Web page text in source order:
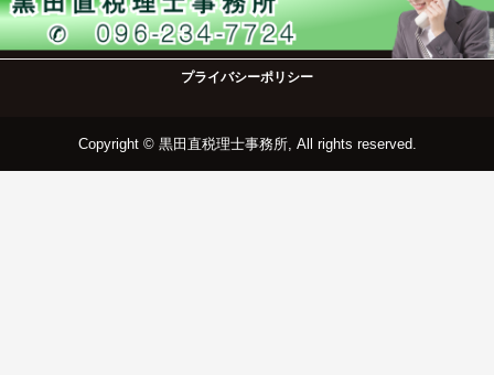
プライバシーポリシー
Copyright © 黒田直税理士事務所, All rights reserved.